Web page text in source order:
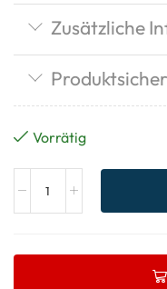
Zusätzliche
Vorrätig